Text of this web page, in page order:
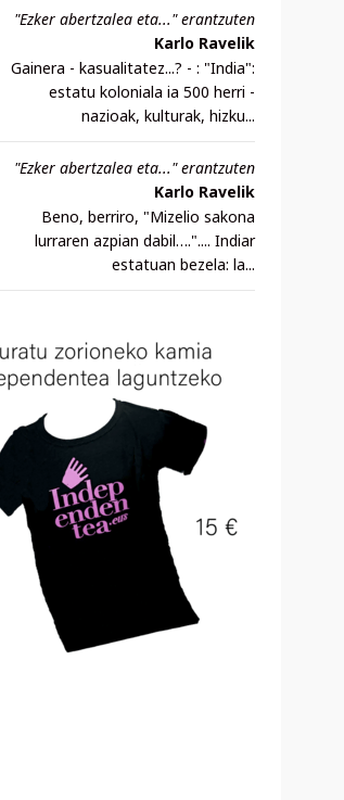
"Ezker abertzalea eta..." erantzuten
Karlo Ravelik
Gainera - kasualitatez...? - : "India":
estatu koloniala ia 500 herri -
nazioak, kulturak, hizku...
"Ezker abertzalea eta..." erantzuten
Karlo Ravelik
Beno, berriro, "Mizelio sakona
lurraren azpian dabil….".... Indiar
estatuan bezela: la...